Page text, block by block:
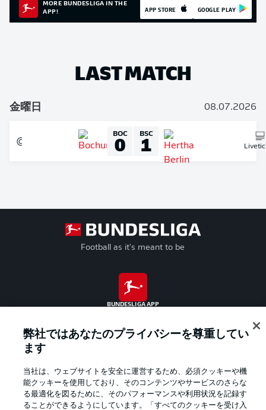
MORE BUNDESLIGA IN THE
APP!
APP STORE GOOGLE PLAY
LAST MATCH
金曜日 08.07.2026
BOC
0 BSC
1
Football as it's meant to be
BUNDESLIGA APP
Official Partners
弊社ではあなたのプライバシーを尊重してい
ます
当社は、ウェブサイトを安全に運営するため、必須クッキーや機
能クッキーを使用しており、そのコンテンツやサービスのさらな
る最適化を図るために、そのパフォーマンスや利用状況を記録す
ることができるようにしています。「すべてのクッキーを受け入